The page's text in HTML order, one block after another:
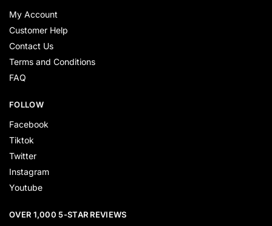
My Account
Customer Help
Contact Us
Terms and Conditions
FAQ
FOLLOW
Facebook
Tiktok
Twitter
Instagram
Youtube
OVER 1,000 5-STAR REVIEWS